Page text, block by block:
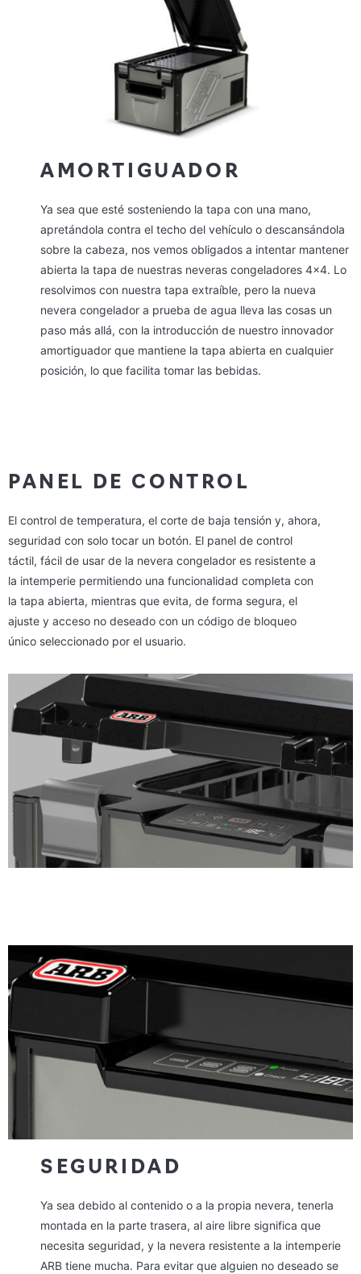
AMORTIGUADOR
Ya sea que esté sosteniendo la tapa con una mano,
apretándola contra el techo del vehículo o descansándola
sobre la cabeza, nos vemos obligados a intentar mantener
abierta la tapa de nuestras neveras congeladores 4×4. Lo
resolvimos con nuestra tapa extraíble, pero la nueva
nevera congelador a prueba de agua lleva las cosas un
paso más allá, con la introducción de nuestro innovador
amortiguador que mantiene la tapa abierta en cualquier
posición, lo que facilita tomar las bebidas.
PANEL DE CONTROL
El control de temperatura, el corte de baja tensión y, ahora,
seguridad con solo tocar un botón. El panel de control
táctil, fácil de usar de la nevera congelador es resistente a
la intemperie permitiendo una funcionalidad completa con
la tapa abierta, mientras que evita, de forma segura, el
ajuste y acceso no deseado con un código de bloqueo
único seleccionado por el usuario.
SEGURIDAD
Ya sea debido al contenido o a la propia nevera, tenerla
montada en la parte trasera, al aire libre significa que
necesita seguridad, y la nevera resistente a la intemperie
ARB tiene mucha. Para evitar que alguien no deseado se